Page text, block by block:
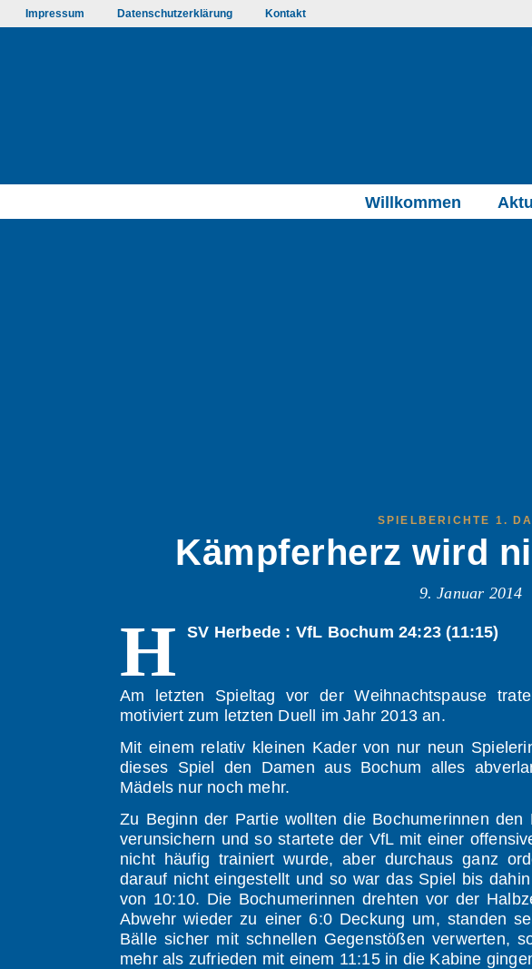
Impressum Datenschutzerklärung Kontakt
Willkommen
SPIELBERICHTE 1.
Kämpferherz wird
9. Januar 2014
H SV Herbede : VfL Bochum 24:23 (11:15)
Am letzten Spieltag vor der Weihnachtspause
motiviert zum letzten Duell im Jahr 2013 an.
Mit einem relativ kleinen Kader von nur neun
dieses Spiel den Damen aus Bochum alles
Mädels nur noch mehr.
Zu Beginn der Partie wollten die Bochumerinnen
verunsichern und so startete der VfL mit einer
nicht häufig trainiert wurde, aber durchaus ganz
darauf nicht eingestellt und so war das Spiel bis
von 10:10. Die Bochumerinnen drehten vor der
Abwehr wieder zu einer 6:0 Deckung um, standen
Bälle sicher mit schnellen Gegenstößen verwerten,
mehr als zufrieden mit einem 11:15 in die Kabine